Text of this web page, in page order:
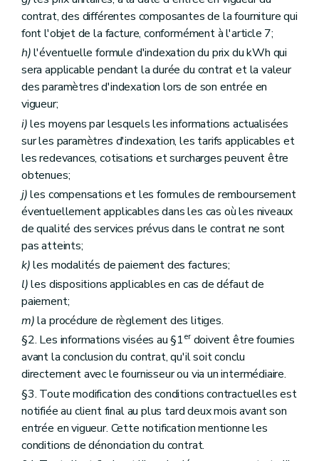
contrat, des différentes composantes de la fourniture qui
font l'objet de la facture, conformément à l'article 7;
h)l'éventuelle formule d'indexation du prix du kWh qui
sera applicable pendant la durée du contrat et la valeur
des paramètres d'indexation lors de son entrée en
vigueur;
i)les moyens par lesquels les informations actualisées
sur les paramètres d'indexation, les tarifs applicables et
les redevances, cotisations et surcharges peuvent être
obtenues;
j)les compensations et les formules de remboursement
éventuellement applicables dans les cas où les niveaux
de qualité des services prévus dans le contrat ne sont
pas atteints;
k)les modalités de paiement des factures;
l)les dispositions applicables en cas de défaut de
paiement;
m)la procédure de règlement des litiges.
§2. Les informations visées au §1erdoivent être fournies
avant la conclusion du contrat, qu'il soit conclu
directement avec le fournisseur ou via un intermédiaire.
§3. Toute modification des conditions contractuelles est
notifiée au client final au plus tard deux mois avant son
entrée en vigueur. Cette notification mentionne les
conditions de dénonciation du contrat.